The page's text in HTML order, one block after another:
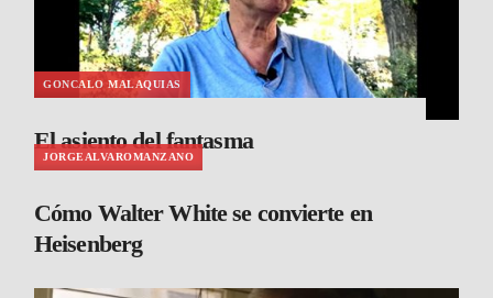
GONCALO MALAQUIAS
El asiento del fantasma
JORGEALVAROMANZANO
Cómo Walter White se convierte en
Heisenberg